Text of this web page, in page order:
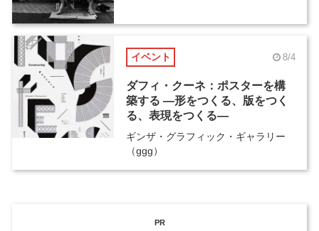
イベント 8/4
ダフィ・クーネ：ポスターを構
築する ―形をつくる、版をつく
る、表現をつくる―
ギンザ・グラフィック・ギャラリー
（ggg）
PR